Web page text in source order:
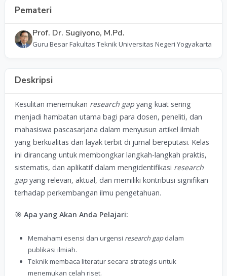
Pemateri
Prof. Dr. Sugiyono, M.Pd.
Guru Besar Fakultas Teknik Universitas Negeri Yogyakarta
Deskripsi
Kesulitan menemukan research gap yang kuat sering
menjadi hambatan utama bagi para dosen, peneliti, dan
mahasiswa pascasarjana dalam menyusun artikel ilmiah
yang berkualitas dan layak terbit di jurnal bereputasi. Kelas
ini dirancang untuk membongkar langkah-langkah praktis,
sistematis, dan aplikatif dalam mengidentifikasi research
gap yang relevan, aktual, dan memiliki kontribusi signifikan
terhadap perkembangan ilmu pengetahuan.
🎯Apa yang Akan Anda Pelajari:
Memahami esensi dan urgensi research gapdalam
publikasi ilmiah.
Teknik membaca literatur secara strategis untuk
menemukan celah riset.